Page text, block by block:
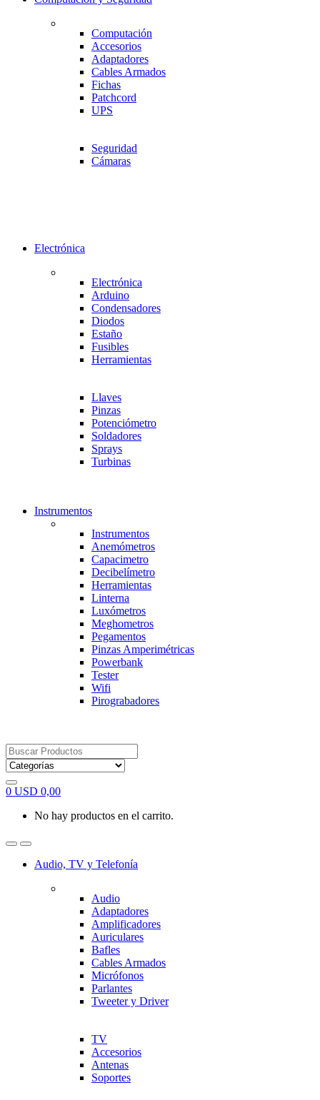
Computación
Accesorios
Adaptadores
Cables Armados
Fichas
Patchcord
UPS
Seguridad
Cámaras
Electrónica
Electrónica
Arduino
Condensadores
Diodos
Estaño
Fusibles
Herramientas
Llaves
Pinzas
Potenciómetro
Soldadores
Sprays
Turbinas
Instrumentos
Instrumentos
Anemómetros
Capacimetro
Decibelímetro
Herramientas
Linterna
Luxómetros
Meghometros
Pegamentos
Pinzas Amperimétricas
Powerbank
Tester
Wifi
Pirograbadores
Search
for:
0 USD 0,00
No hay productos en el carrito.
Audio, TV y Telefonía
Audio
Adaptadores
Amplificadores
Auriculares
Bafles
Cables Armados
Micrófonos
Parlantes
Tweeter y Driver
TV
Accesorios
Antenas
Soportes